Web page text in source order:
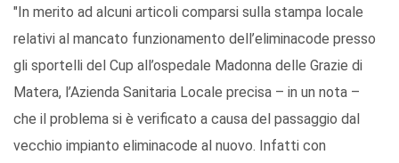
"In merito ad alcuni articoli comparsi sulla stampa locale
relativi al mancato funzionamento dell’eliminacode presso
gli sportelli del Cup all’ospedale Madonna delle Grazie di
Matera, l’Azienda Sanitaria Locale precisa – in un nota –
che il problema si è verificato a causa del passaggio dal
vecchio impianto eliminacode al nuovo. Infatti con